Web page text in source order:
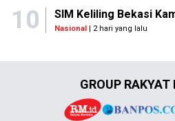
10 SIM Keliling Bekasi
Nasional | 2 hari yang lalu
GROUP RAKYAT